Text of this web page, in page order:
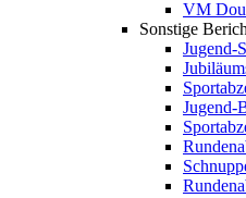
VM
Sonstige
Jugend-
Jugend-